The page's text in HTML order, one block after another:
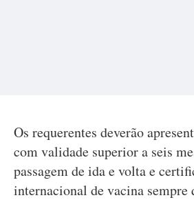
Os requerentes deverão
com validade superior a seis
passagem de ida e volta e
internacional de vacina sempre